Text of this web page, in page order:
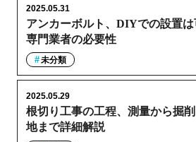
アンカーボルト、DIYでの設置
専門業者の必要性
2025.05.31
未分類
根切り工事の工程、測量から掘
地まで詳細解説
2025.05.29